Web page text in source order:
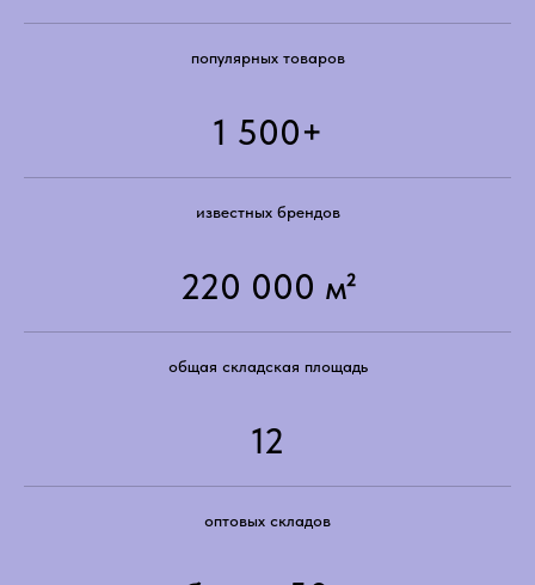
популярных товаров
1 500+
известных брендов
220 000 м²
общая складская площадь
12
оптовых складов